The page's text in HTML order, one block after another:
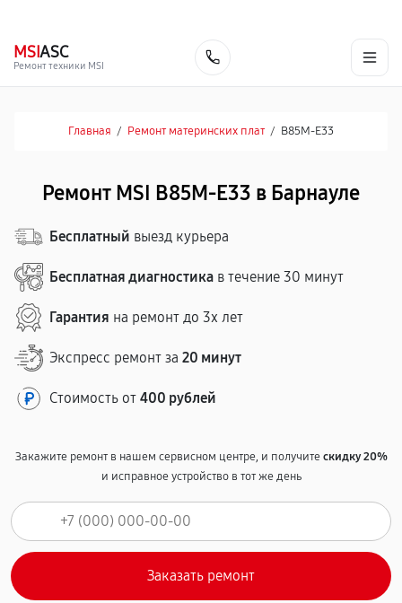
MSIASC
Ремонт техники MSI
Главная / Ремонт материнских плат / B85M-E33
Ремонт MSI B85M-E33 в Барнауле
Бесплатный выезд курьера
Бесплатная диагностика в течение 30 минут
Гарантия на ремонт до 3х лет
Экспресс ремонт за 20 минут
Стоимость от 400 рублей
Закажите ремонт в нашем сервисном центре, и получитескидку 20%
и исправное устройство в тот же день